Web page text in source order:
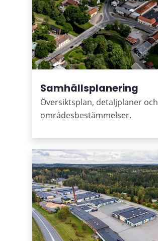
Samhällsplanering
Översiktsplan, detaljplaner och
områdesbestämmelser.